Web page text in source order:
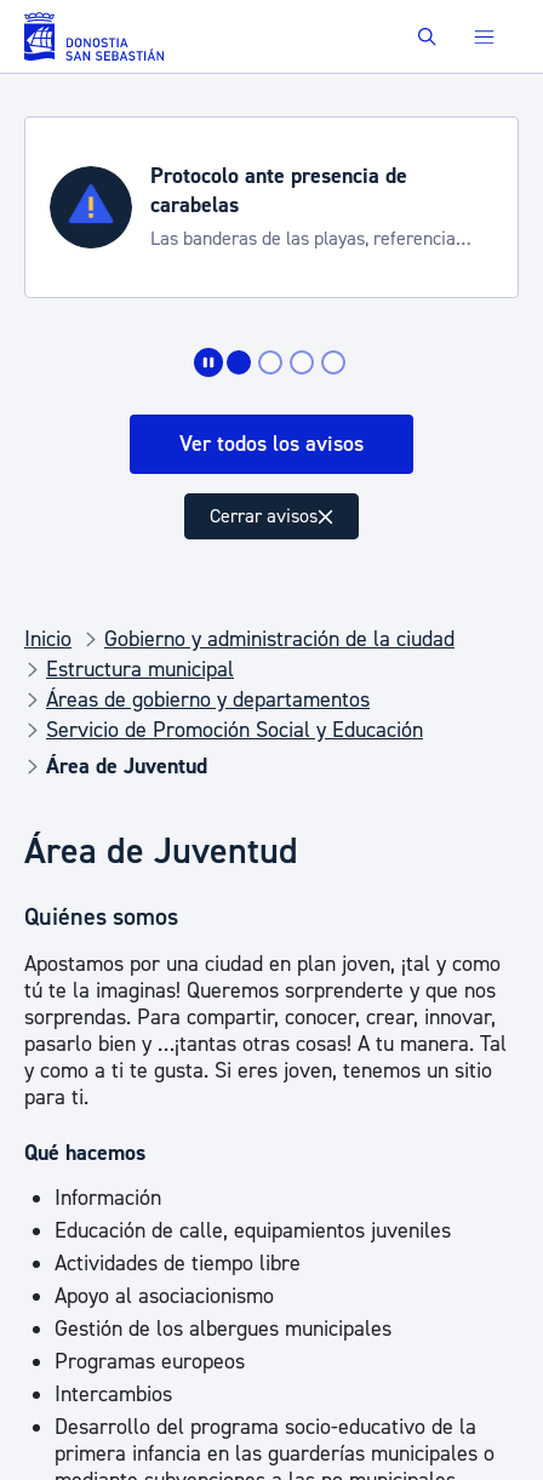
Saltar al contenido principal Buscar
Protocolo ante presencia de
carabelas
Las banderas de las playas, referencia
Ver todos los avisos
Cerrar avisos
Inicio
Gobierno y administración de la ciudad
Estructura municipal
Áreas de gobierno y departamentos
Servicio de Promoción Social y Educación
Área de Juventud
Área de Juventud
Quiénes somos
Apostamos por una ciudad en plan joven, ¡tal y como
tú te la imaginas! Queremos sorprenderte y que nos
sorprendas. Para compartir, conocer, crear, innovar,
pasarlo bien y …¡tantas otras cosas! A tu manera. Tal
y como a ti te gusta. Si eres joven, tenemos un sitio
para ti.
Qué hacemos
Información
Educación de calle, equipamientos juveniles
Actividades de tiempo libre
Apoyo al asociacionismo
Gestión de los albergues municipales
Programas europeos
Intercambios
Desarrollo del programa socio-educativo de la
primera infancia en las guarderías municipales o